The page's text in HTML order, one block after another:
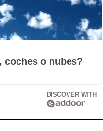
coches o nubes?
DISCOVER WITH